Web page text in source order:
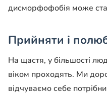
дисморфофобія може
Прийняти і
На щастя, у більшості
віком проходять. Ми
відчуваємо себе